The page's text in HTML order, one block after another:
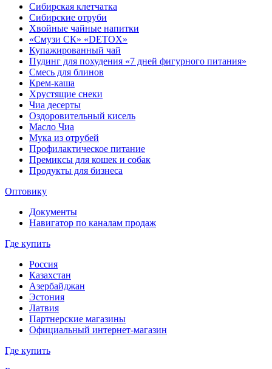
Сибирская клетчатка
Сибирские отруби
Хвойные чайные напитки
«Смузи СК» «DETOX»
Купажированный чай
Пудинг для похудения «7 дней фигурного питания»
Смесь для блинов
Крем-каша
Хрустящие снеки
Чиа десерты
Оздоровительный кисель
Масло Чиа
Мука из отрубей
Профилактическое питание
Премиксы для кошек и собак
Продукты для бизнеса
Оптовику
Документы
Навигатор по каналам продаж
Где купить
Россия
Казахстан
Азербайджан
Эстония
Латвия
Партнерские магазины
Официальный интернет-магазин
Где купить